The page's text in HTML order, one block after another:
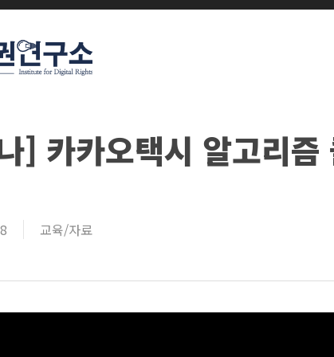
] 카카오택시 알고리즘
교육/자료